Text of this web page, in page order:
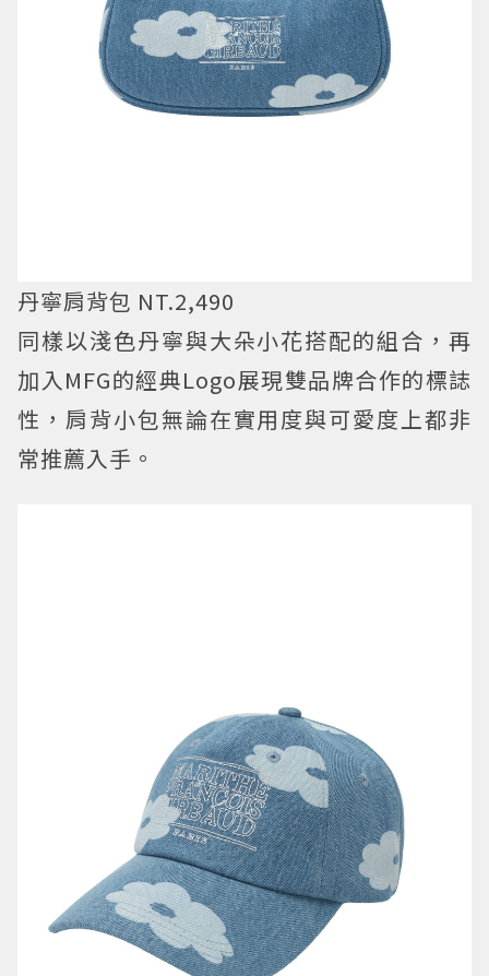
丹寧肩背包 NT.2,490
同樣以淺色丹寧與大朵小花搭配的組合，再
加入MFG的經典Logo展現雙品牌合作的標誌
性，肩背小包無論在實用度與可愛度上都非
常推薦入手。